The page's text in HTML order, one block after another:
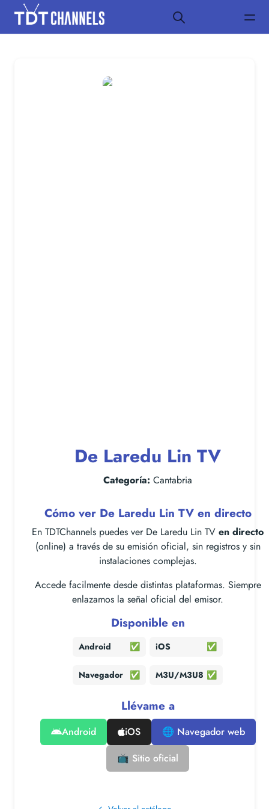
De Laredu Lin TV
Categoría: Cantabria
Cómo ver De Laredu Lin TV en directo
En TDTChannels puedes ver De Laredu Lin TV en directo
(online) a través de su emisión oficial, sin registros y sin
instalaciones complejas.
Accede facilmente desde distintas plataformas. Siempre
enlazamos la señal oficial del emisor.
Disponible en
Android ✅ iOS ✅
Navegador ✅ M3U/M3U8 ✅
Llévame a
Android iOS
🌐 Navegador web
📺 Sitio oficial